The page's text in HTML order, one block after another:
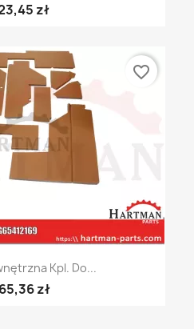
zł
Kpl. Do...
zł
favorite_border